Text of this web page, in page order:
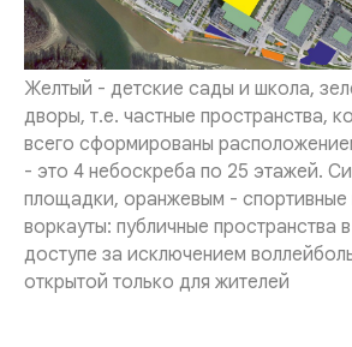
Желтый - детские сады и школа,
дворы, т.е. частные пространства,
всего сформированы
- это 4 небоскреба по 25 этажей.
площадки, оранжевым -
воркауты: публичные пространства
доступе за исключением
открытой только для жителей